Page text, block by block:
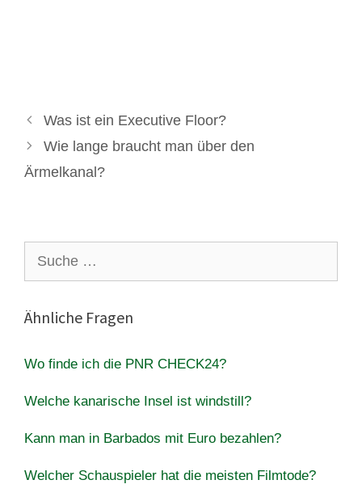
Was ist ein Executive Floor?
Wie lange braucht man über den
Ärmelkanal?
nach:
Ähnliche Fragen
Wo finde ich die PNR CHECK24?
Welche kanarische Insel ist windstill?
Kann man in Barbados mit Euro bezahlen?
Welcher Schauspieler hat die meisten Filmtode?